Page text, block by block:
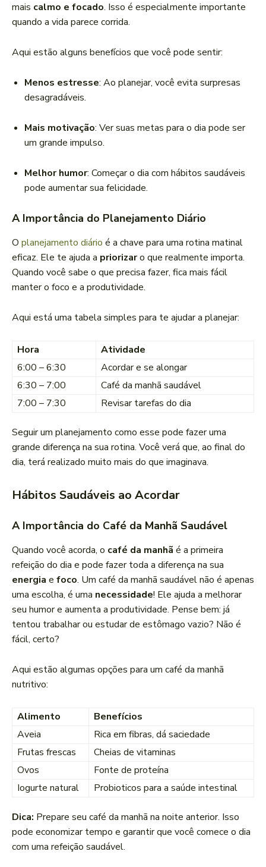
mais calmo e focado. Isso é especialmente importante
quando a vida parece corrida.
Aqui estão alguns benefícios que você pode sentir:
Menos estresse: Ao planejar, você evita surpresas
desagradáveis.
Mais motivação: Ver suas metas para o dia pode ser
um grande impulso.
Melhor humor: Começar o dia com hábitos saudáveis
pode aumentar sua felicidade.
A Importância do Planejamento Diário
O planejamento diário é a chave para uma rotina matinal
eficaz. Ele te ajuda a priorizaro que realmente importa.
Quando você sabe o que precisa fazer, fica mais fácil
manter o foco e a produtividade.
Aqui está uma tabela simples para te ajudar a planejar:
Hora
Atividade
6:00 – 6:30
Acordar e se alongar
6:30 – 7:00
Café da manhã saudável
7:00 – 7:30
Revisar tarefas do dia
Seguir um planejamento como esse pode fazer uma
grande diferença na sua rotina. Você verá que, ao final do
dia, terá realizado muito mais do que imaginava.
Hábitos Saudáveis ao Acordar
A Importância do Café da Manhã Saudável
Quando você acorda, o café da manhã é a primeira
refeição do dia e pode fazer toda a diferença na sua
energia e foco. Um café da manhã saudável não é apenas
uma escolha, é uma necessidade! Ele ajuda a melhorar
seu humor e aumenta a produtividade. Pense bem: já
tentou trabalhar ou estudar de estômago vazio? Não é
fácil, certo?
Aqui estão algumas opções para um café da manhã
nutritivo:
Alimento
Benefícios
Aveia
Rica em fibras, dá saciedade
Frutas frescas
Cheias de vitaminas
Ovos
Fonte de proteína
Iogurte natural
Probioticos para a saúde intestinal
Dica: Prepare seu café da manhã na noite anterior. Isso
pode economizar tempo e garantir que você comece o dia
com uma refeição saudável.